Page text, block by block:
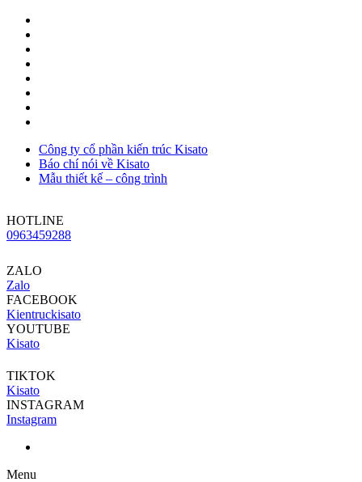
Công ty cổ phần kiến trúc Kisato
Báo chí nói về Kisato
Mẫu thiết kế – công trình
HOTLINE
0963459288
ZALO
Zalo
FACEBOOK
Kientruckisato
YOUTUBE
Kisato
TIKTOK
Kisato
INSTAGRAM
Instagram
Menu